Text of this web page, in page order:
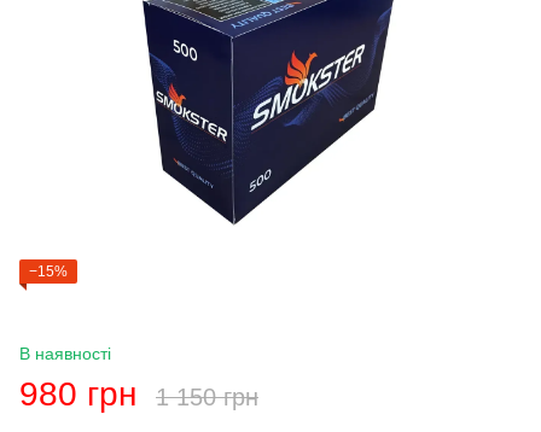
−15%
В наявності
980 грн 1 150 грн